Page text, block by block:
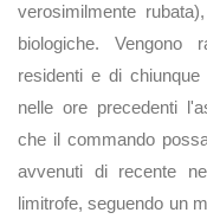
verosimilmente
biologiche. Vengono
residenti e di
nelle ore precedenti
che il commando
avvenuti di recente
limitrofe, seguendo un